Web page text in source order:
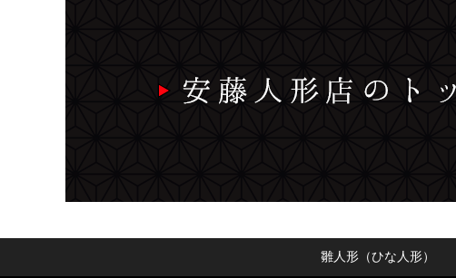
雛人形（ひな人形）